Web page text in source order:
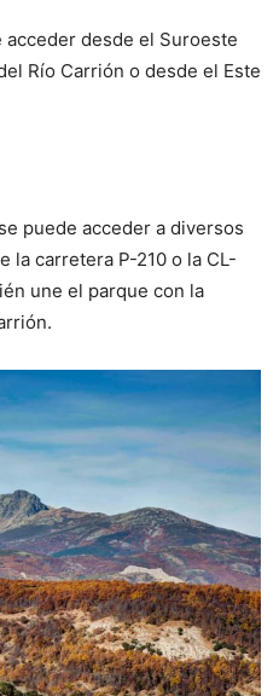
desde el Suroeste
Río Carrión o desde el Este
puede acceder a diversos
la carretera P-210 o la CL-
une el parque con la